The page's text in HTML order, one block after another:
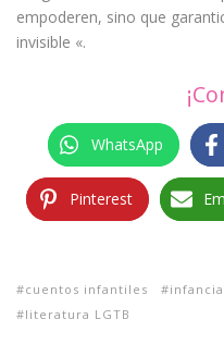
empoderen, sino que
invisible «.
WhatsApp
Pinterest
cuentos infantiles
literatura LGTB